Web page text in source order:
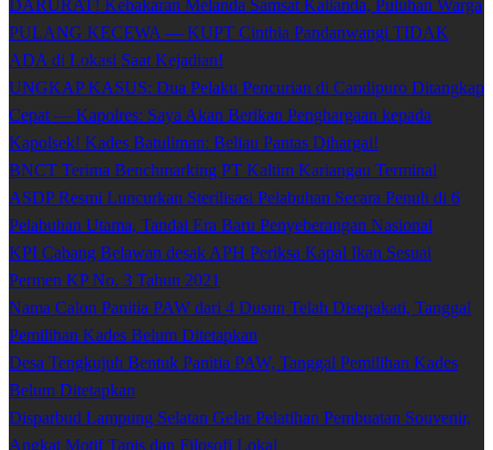
DARURAT! Kebakaran Melanda Samsat Kalianda, Puluhan Warga
PULANG KECEWA — KUPT Cinthia Pandanwangi TIDAK
ADA di Lokasi Saat Kejadian!
UNGKAP KASUS: Dua Pelaku Pencurian di Candipuro Ditangkap
Cepat — Kapolres: Saya Akan Berikan Penghargaan kepada
Kapolsek! Kades Batuliman: Beliau Pantas Dihargai!
BNCT Terima Benchmarking PT Kaltim Kariangau Terminal
ASDP Resmi Luncurkan Sterilisasi Pelabuhan Secara Penuh di 6
Pelabuhan Utama, Tandai Era Baru Penyeberangan Nasional
KPI Cabang Belawan desak APH Periksa Kapal Ikan Sesuai
Permen KP No. 3 Tahun 2021
Nama Calon Panitia PAW dari 4 Dusun Telah Disepakati, Tanggal
Pemilihan Kades Belum Ditetapkan
Desa Tengkujuh Bentuk Panitia PAW, Tanggal Pemilihan Kades
Belum Ditetapkan
Disparbud Lampung Selatan Gelar Pelatihan Pembuatan Souvenir,
Angkat Motif Tapis dan Filosofi Lokal